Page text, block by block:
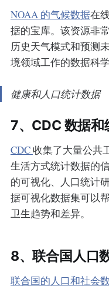
NOAA 的气候数据在
据的宝库。该资源非
历史天气模式和预测
境领域工作的数据科
健康和人口统计数据
7、CDC 数据和
CDC收集了大量公共
生活方式统计数据的
的可视化、人口统计
据可视化数据集可以
卫生趋势和差异。
8、联合国人口
联合国的人口和社会